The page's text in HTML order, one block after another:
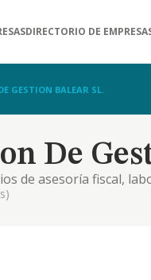
DIRECTORIO DE
GESTION BALEAR SL.
De
de asesoría fiscal,
de